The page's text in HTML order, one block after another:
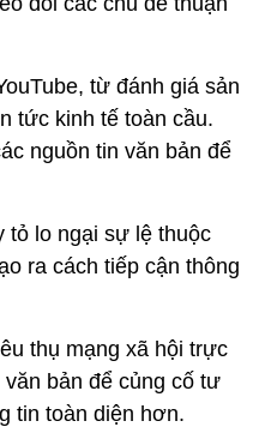
từ đánh giá sản
tức kinh tế toàn cầu.
nguồn tin văn bản để
tỏ lo ngại sự lệ thuộc
ra cách tiếp cận thông
thụ mạng xã hội trực
bản để củng cố tư
tin toàn diện hơn.